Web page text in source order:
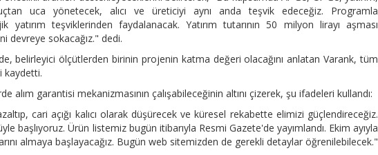
uca yönetecek, alıcı ve üreticiyi aynı anda teşvik edeceğiz. Programla
yatırım teşviklerinden faydalanacak. Yatırım tutarının 50 milyon lirayı aşması
devreye sokacağız." dedi.
belirleyici ölçütlerden birinin projenin katma değeri olacağını anlatan Varank, tüm
kaydetti.
alım garantisi mekanizmasının çalışabileceğinin altını çizerek, şu ifadeleri kullandı:
cari açığı kalıcı olarak düşürecek ve küresel rekabette elimizi güçlendireceğiz.
başlıyoruz. Ürün listemiz bugün itibarıyla Resmi Gazete'de yayımlandı. Ekim ayıyla
almaya başlayacağız. Bugün web sitemizden de gerekli detaylar öğrenilebilecek."